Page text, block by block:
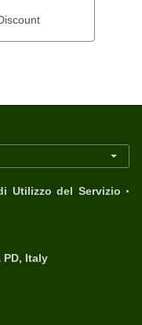
Utilizzo del Servizio .
PD, Italy